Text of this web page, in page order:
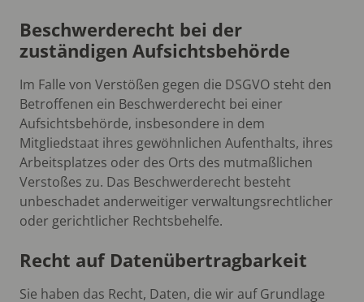
Beschwerderecht bei der
zuständigen Aufsichtsbehörde
Im Falle von Verstößen gegen die DSGVO steht den
Betroffenen ein Beschwerderecht bei einer
Aufsichtsbehörde, insbesondere in dem
Mitgliedstaat ihres gewöhnlichen Aufenthalts, ihres
Arbeitsplatzes oder des Orts des mutmaßlichen
Verstoßes zu. Das Beschwerderecht besteht
unbeschadet anderweitiger verwaltungsrechtlicher
oder gerichtlicher Rechtsbehelfe.
Recht auf Datenübertragbarkeit
Sie haben das Recht, Daten, die wir auf Grundlage